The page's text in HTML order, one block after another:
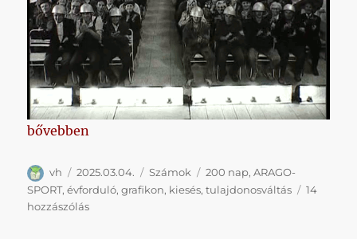
„Eddig sikertörténet a tavaly nyári tulajdonosváltás
bővebben
Szerző
vh Közzétéve
2025.03.04. Kategória
Számok Címke
200 nap,ARAGO-
SPORT,évforduló,grafikon, kiesés,tulajdonosváltás
14
hozzászólásEddig